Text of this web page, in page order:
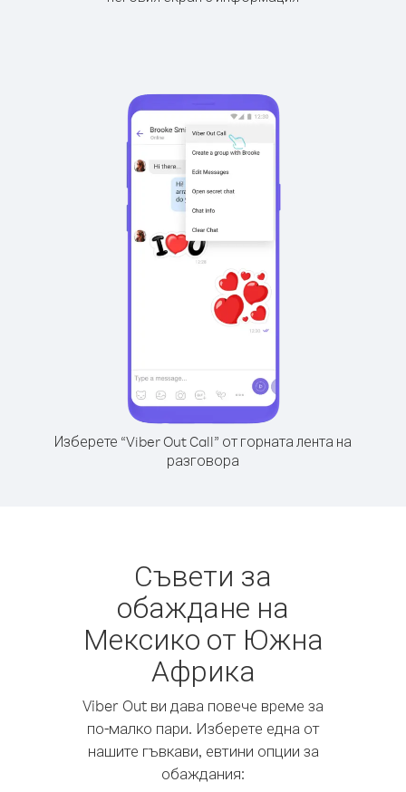
Изберете “Viber Out Call” от горната лента на
разговора
Съвети за
обаждане на
Мексико от Южна
Африка
Viber Out ви дава повече време за
по-малко пари. Изберете една от
нашите гъвкави, евтини опции за
обаждания: